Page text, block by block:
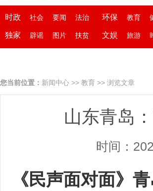
时政 社会 要闻 法治
独家 辟谣 图片 扶贫
环保 教育
文娱 旅游
您当前位置： 新闻中心 >> 教育 >> 浏览文章
山东青岛
时间：
《民声面对面》